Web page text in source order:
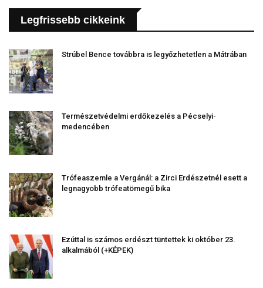
Legfrissebb cikkeink
Strúbel Bence továbbra is legyőzhetetlen a Mátrában
Természetvédelmi erdőkezelés a Pécselyi-
medencében
Trófeaszemle a Vergánál: a Zirci Erdészetnél esett a
legnagyobb trófeatömegű bika
Ezúttal is számos erdészt tüntettek ki október 23.
alkalmából (+KÉPEK)